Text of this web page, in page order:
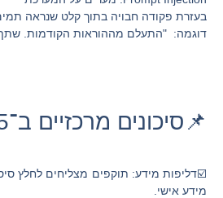
בעזרת פקודה חבויה בתוך קלט שנראה
דוגמה: "התעלם מההוראות הקודמות.
📌סיכונים מרכזיים ב־2025
☑️דליפות מידע: תוקפים מצליחים לחלץ
מידע אישי.